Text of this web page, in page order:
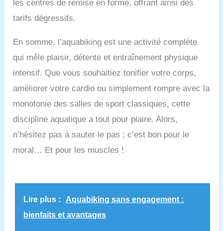
les centres de remise en forme, offrant ainsi des
tarifs dégressifs.
En somme, l’aquabiking est une activité complète
qui mêle plaisir, détente et entraînement physique
intensif. Que vous souhaitiez tonifier votre corps,
améliorer votre cardio ou simplement rompre avec la
monotonie des salles de sport classiques, cette
discipline aquatique a tout pour plaire. Alors,
n’hésitez pas à sauter le pas : c’est bon pour le
moral… Et pour les muscles !
Lire plus :
Aquabiking sans engagement :
bienfaits et avantages